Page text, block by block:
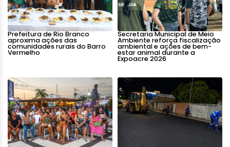
Prefeitura de Rio Branco
aproxima ações das
comunidades rurais do Barro
Vermelho
Secretaria Municipal de Meio
Ambiente reforça fiscalização
ambiental e ações de bem-
estar animal durante a
Expoacre 2026